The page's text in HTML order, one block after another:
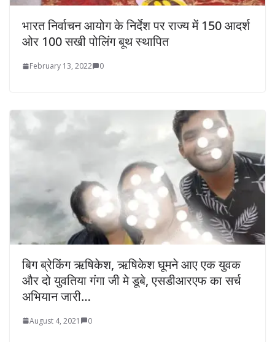
भारत निर्वाचन आयोग के निर्देश पर राज्य में 150 आदर्श
ओर 100 सखी पोलिंग बूथ स्थापित
February 13, 2022 0
बिग ब्रेकिंग ऋषिकेश, ऋषिकेश घूमने आए एक युवक
और दो युवतिया गंगा जी मे डूबे, एसडीआरएफ का सर्च
अभियान जारी…
August 4, 2021 0